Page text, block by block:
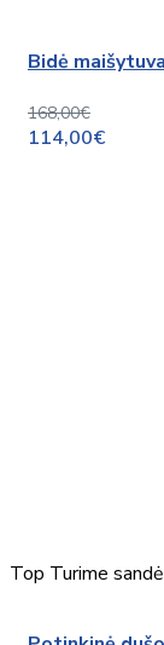
Bidė
168,00€
114,00€
Top Turime